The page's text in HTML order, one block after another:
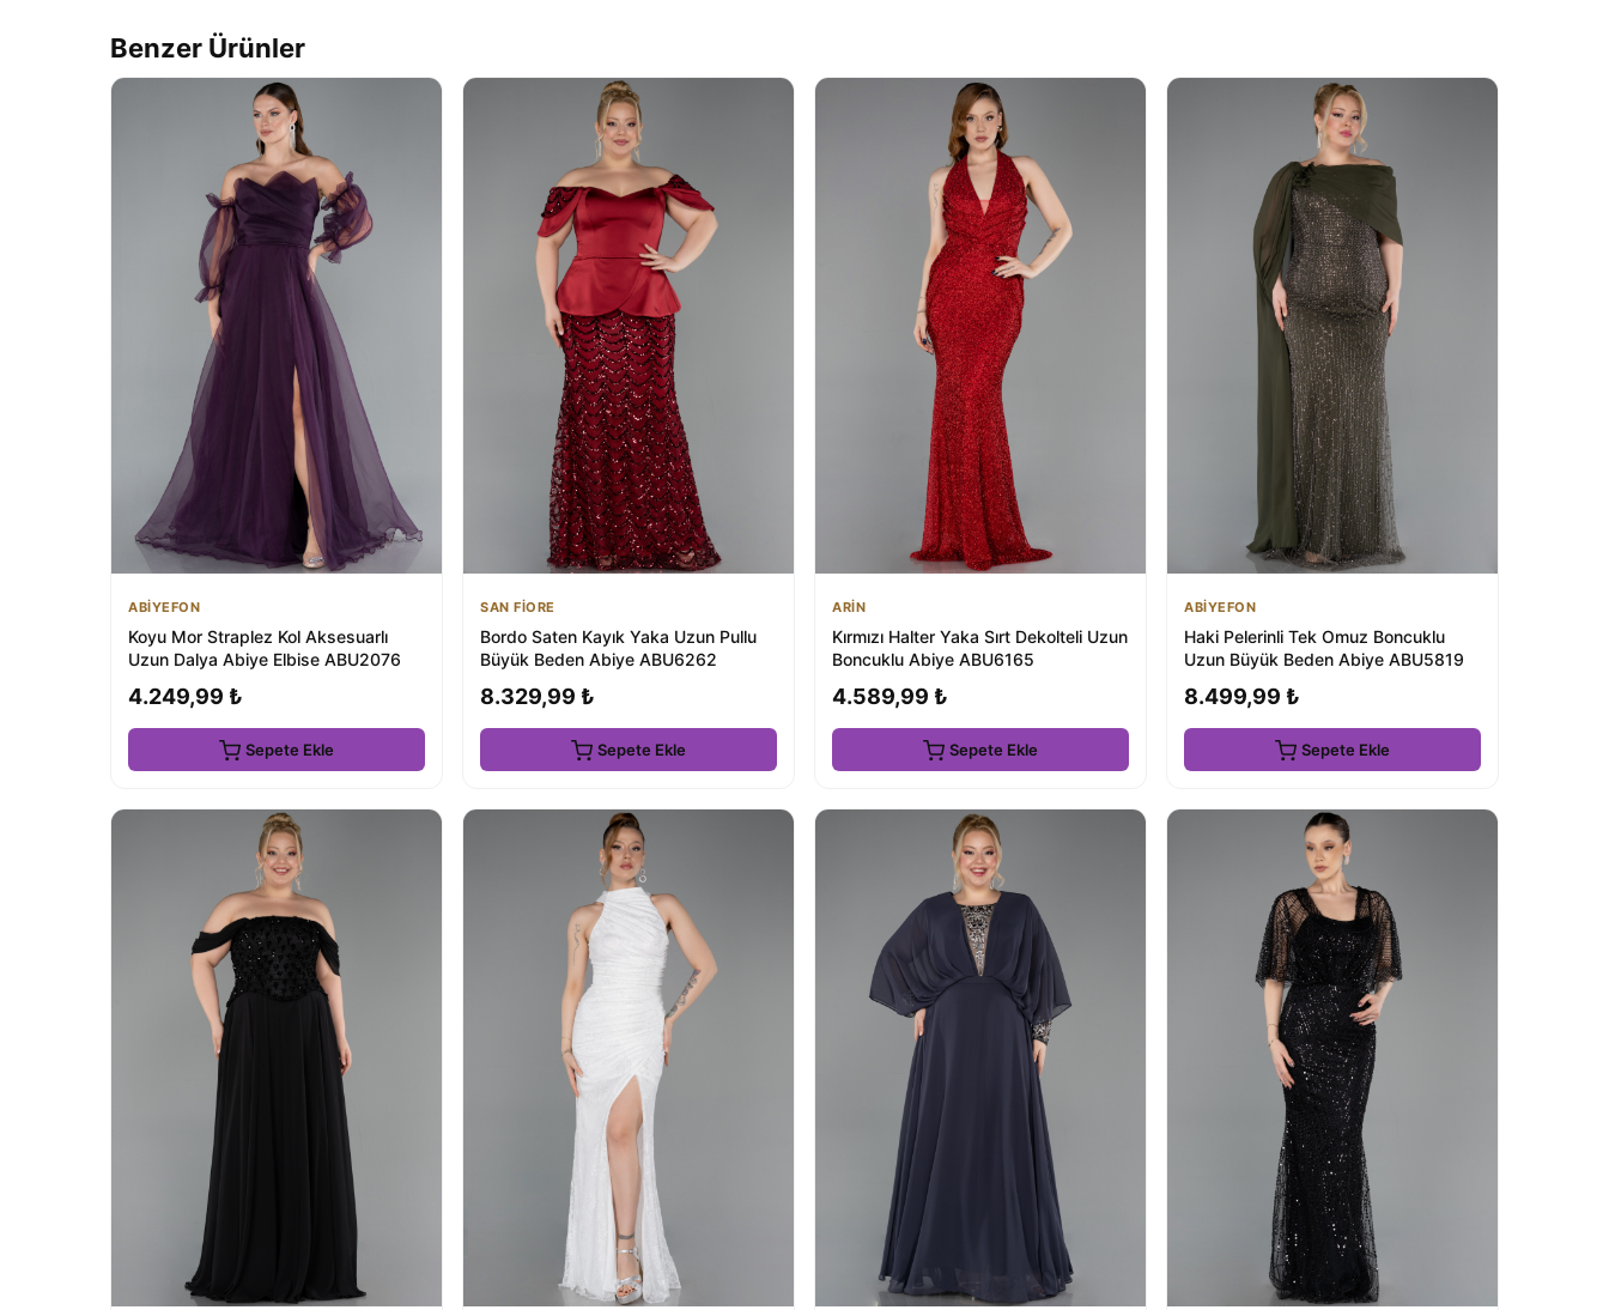
Benzer Ürünler
ABİYEFON
Koyu Mor Straplez Kol Aksesuarlı
Uzun Dalya Abiye Elbise ABU2076
4.249,99 ₺
Sepete Ekle
SAN FİORE
Bordo Saten Kayık Yaka Uzun Pullu
Büyük Beden Abiye ABU6262
8.329,99 ₺
Sepete Ekle
ARİN
Kırmızı Halter Yaka Sırt Dekolteli Uzun
Boncuklu Abiye ABU6165
4.589,99 ₺
Sepete Ekle
ABİYEFON
Haki Pelerinli Tek Omuz Boncuklu
Uzun Büyük Beden Abiye ABU5819
8.499,99 ₺
Sepete Ekle